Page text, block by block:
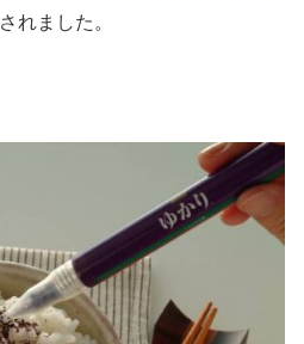
されました。